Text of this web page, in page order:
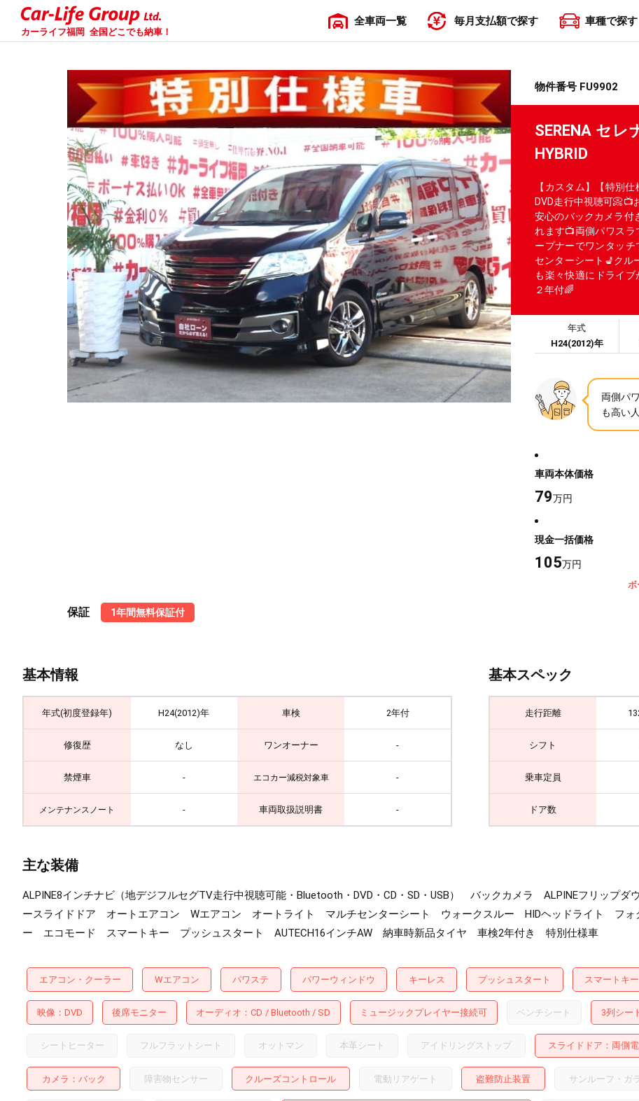
カーライフ福岡 全国どこでも納車！
全車両一覧 毎月支払額で探す 車種で探す
物件番号 FU9902
SERENA セ
HYBRID
【カスタム】【特別
DVD走行中視聴可
安心のバックカメラ付
れます📺両側パワス
ープナーでワンタッ
センターシート💺クル
も楽々快適にドライ
２年付🌈
年式
H24(2012)年
両側パ
も高い
車両本体価格
79万円
現金一括価格
105万円
ボ
保証 1年間無料保証付
基本情報
年式(初度登録年) H24(2012)年 車検 2年付
修復歴 なし ワンオーナー -
禁煙車 - エコカー減税対象車 -
メンテナンスノート - 車両取扱説明書 -
基本スペック
走行距離
シフト
乗車定員
ドア数
主な装備
ALPINE8インチナビ（地デジフルセグTV走行中視聴可能・Bluetooth・DVD・CD・SD・USB） バックカメラ ALPINEフリッ
ースライドドア オートエアコン Wエアコン オートライト マルチセンターシート ウォークスルー HIDヘッドライト フォ
ー エコモード スマートキー プッシュスタート AUTECH16インチAW 納車時新品タイヤ 車検2年付き 特別仕様車
エアコン・クーラー Wエアコン パワステ パワーウィンドウ キーレス プッシュスタート スマートキー
映像 DVD 後席モニター オーディオ CD Bluetooth SD ミュージックプレイヤー接続可 ベンチシート 3列シー
シートヒーター フルフラットシート オットマン 本革シート アイドリングストップ スライドドア 両側
カメラ バック 障害物センサー クルーズコントロール 電動リアゲート 盗難防止装置 サンルーフ・ガ